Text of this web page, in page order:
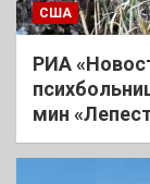
США
РИА
мин